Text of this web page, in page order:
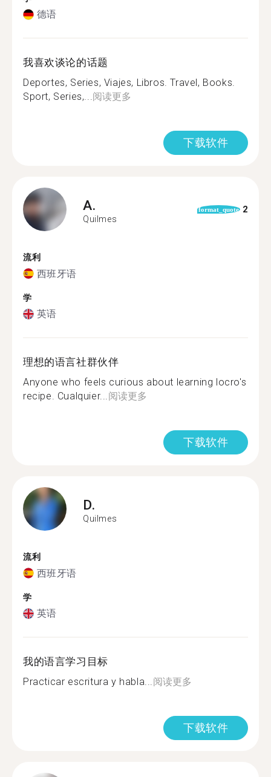
德语
我喜欢谈论的话题
Deportes, Series, Viajes, Libros. Travel, Books.
Sport, Series,...阅读更多
下载软件
A.
Quilmes
format_quote 2
流利
西班牙语
学
英语
理想的语言社群伙伴
Anyone who feels curious about learning locro's
recipe. Cualquier...阅读更多
下载软件
D.
Quilmes
流利
西班牙语
学
英语
我的语言学习目标
Practicar escritura y habla...阅读更多
下载软件